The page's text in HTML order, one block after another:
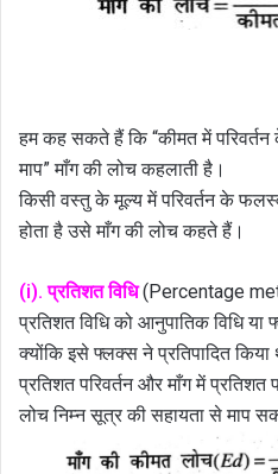
हम कह सकते हैं कि “कीमत में परिवर्तन
माप” माँग की लोच कहलाती है।
किसी वस्तु के मूल्य में परिवर्तन के
होता है उसे माँग की लोच कहते हैं।
(i). प्रतिशत विधि (Percentage
प्रतिशत विधि को आनुपातिक विधि या
क्योंकि इसे फ्लक्स ने प्रतिपादित
प्रतिशत परिवर्तन और माँग में प्रतिशत
लोच निम्न सूत्र की सहायता से माप